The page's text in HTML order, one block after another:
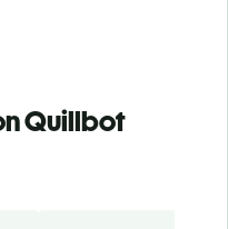
Quillbot